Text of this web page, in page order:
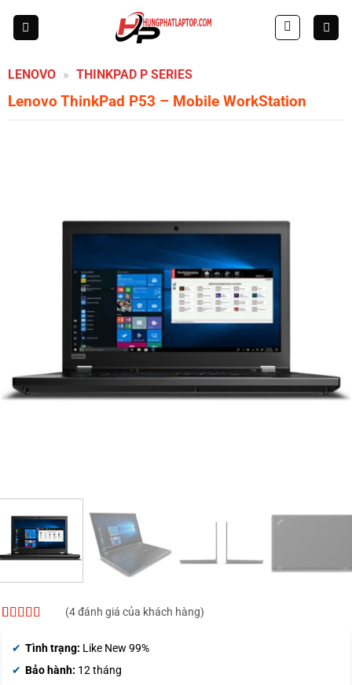
LENOVO » THINKPAD P SERIES
Lenovo ThinkPad P53 – Mobile WorkStation
dựa trên
đánh giá
(4đánh giá của khách hàng)
Tình trạng: Like New 99%
Bảo hành: 12 tháng